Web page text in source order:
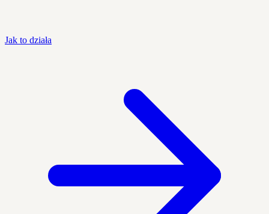
Jak to działa